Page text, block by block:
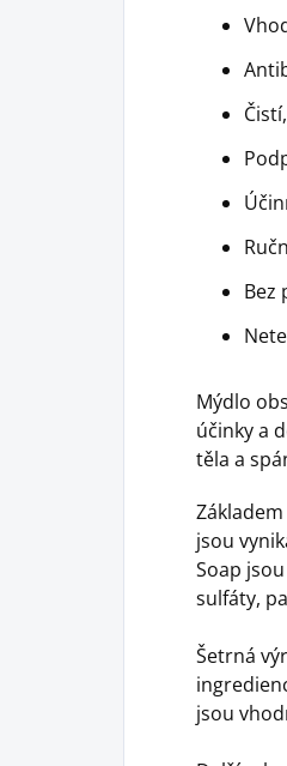
Bez
Mýdlo
účinky a
těla a
jsou
Soap
sulfáty,
Šetrná
jsou